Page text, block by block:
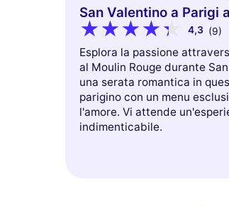
San Valentino a Parigi
4,3 (9)
Esplora la passione
al Moulin Rouge durante
una serata romantica in
parigino con un menu
l'amore. Vi attende
indimenticabile.